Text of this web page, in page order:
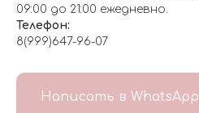
09:00 до 21:00 ежедневно.
Телефон:
8(999)647-96-07
Написать в WhatsApp